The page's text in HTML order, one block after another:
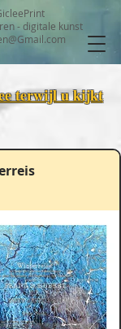
- digitale kunst
terwijl u kijkt